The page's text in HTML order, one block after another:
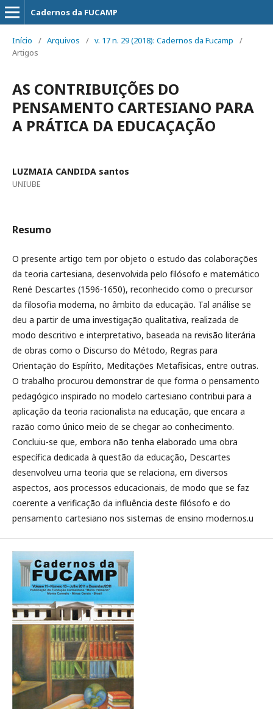
Cadernos da FUCAMP
Início / Arquivos / v. 17 n. 29 (2018): Cadernos da Fucamp
/
Artigos
AS CONTRIBUIÇÕES DO
PENSAMENTO CARTESIANO PARA
A PRÁTICA DA EDUCAÇAÇÃO
LUZMAIA CANDIDA santos
UNIUBE
Resumo
O presente artigo tem por objeto o estudo das colaborações
da teoria cartesiana, desenvolvida pelo filósofo e matemático
René Descartes (1596-1650), reconhecido como o precursor
da filosofia moderna, no âmbito da educação. Tal análise se
deu a partir de uma investigação qualitativa, realizada de
modo descritivo e interpretativo, baseada na revisão literária
de obras como o Discurso do Método, Regras para
Orientação do Espírito, Meditações Metafísicas, entre outras.
O trabalho procurou demonstrar de que forma o pensamento
pedagógico inspirado no modelo cartesiano contribui para a
aplicação da teoria racionalista na educação, que encara a
razão como único meio de se chegar ao conhecimento.
Concluiu-se que, embora não tenha elaborado uma obra
específica dedicada à questão da educação, Descartes
desenvolveu uma teoria que se relaciona, em diversos
aspectos, aos processos educacionais, de modo que se faz
coerente a verificação da influência deste filósofo e do
pensamento cartesiano nos sistemas de ensino modernos.u